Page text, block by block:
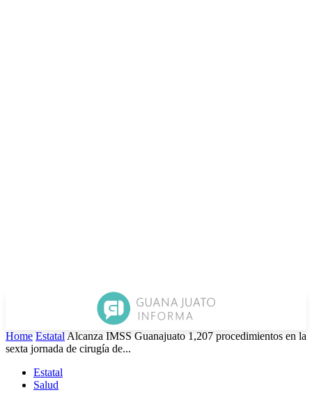
Home Estatal Alcanza IMSS Guanajuato 1,207 procedimientos en la
sexta jornada de cirugía de...
Estatal
Salud